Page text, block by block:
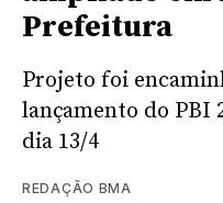
Prefeitura
Projeto foi
lançamento do PBI
dia 13/4
REDAÇÃO BMA